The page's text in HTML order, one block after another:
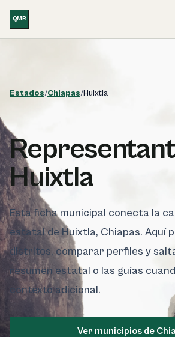
QMR
Estados/Chiapas/Huixtla
Huixtla
Esta ficha municipal conecta la
estatal de Huixtla, Chiapas. Aquí
distritos, comparar perfiles y
resumen estatal o las guías
contexto adicional.
Ver municipios de